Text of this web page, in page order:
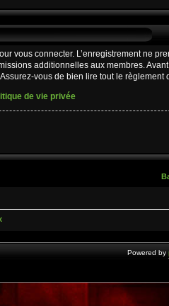
vous connecter. L’enregistrement ne
additionnelles aux membres.
vous de bien lire tout le règlement
de vie privée
Powered by